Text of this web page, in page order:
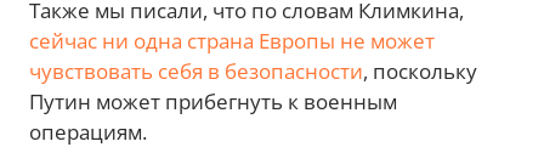
Также мы писали, что по словам Климкина,
сейчас ни одна страна Европы не может
чувствовать себя в безопасности, поскольку
Путин может прибегнуть к военным
операциям.